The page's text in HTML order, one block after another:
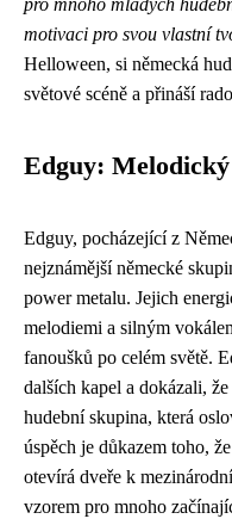
pro mnoho mladých
motivaci pro svou vlastní
Helloween, si německá
světové scéně a přináší
Edguy:
Edguy, pocházející z
nejznámější německé
power metalu. Jejich
melodiemi a silným
fanoušků po celém světě.
dalších kapel a dokázali,
hudební skupina, která
úspěch je důkazem toho,
otevírá dveře k
vzorem pro mnoho